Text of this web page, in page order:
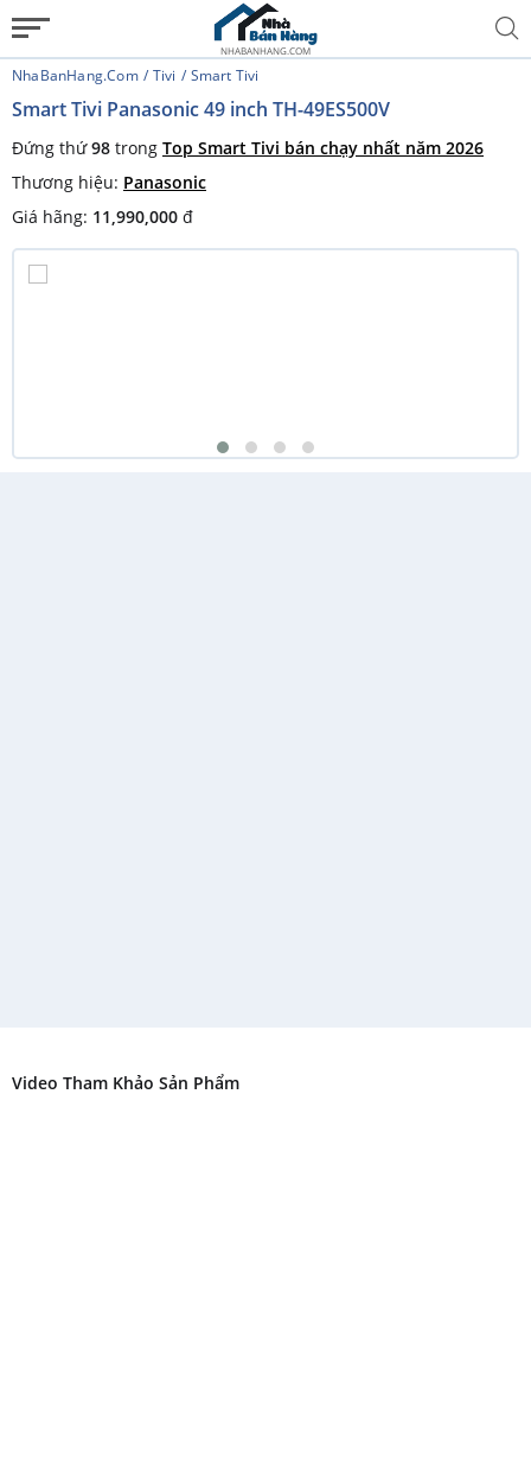
NHABANHANG.COM
NhaBanHang.com Tivi Smart Tivi
Smart Tivi Panasonic 49 inch TH-49ES500V
Đứng thứ98 trong Top Smart Tivi bán chạy nhất năm 2026
Thương hiệu: Panasonic
Giá hãng: 11,990,000 đ
Video Tham Khảo Sản Phẩm